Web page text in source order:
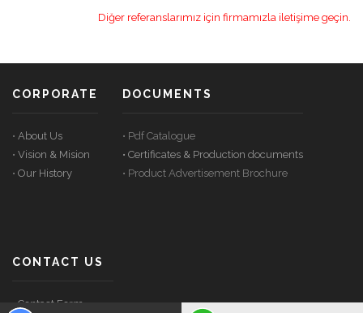
Diğer referanslarımız için firmamızla iletişime geçin.
CORPORATE
• About Us
• Vision & Mision
• Our History
DOCUMENTS
• Pdf Catalogue
• Certificates & Production documents
• Product Advertisement Brochure
CONTACT US
Contact Form